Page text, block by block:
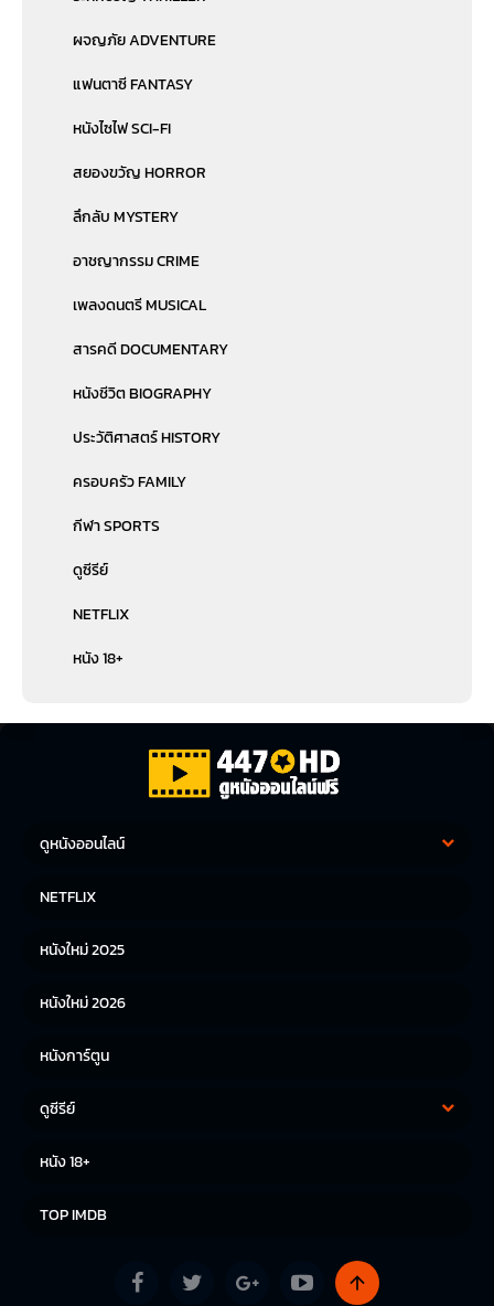
ผจญภัย ADVENTURE
แฟนตาซี FANTASY
หนังไซไฟ SCI-FI
สยองขวัญ HORROR
ลึกลับ MYSTERY
อาชญากรรม CRIME
เพลงดนตรี MUSICAL
สารคดี DOCUMENTARY
หนังชีวิต BIOGRAPHY
ประวัติศาสตร์ HISTORY
ครอบครัว FAMILY
กีฬา SPORTS
ดูซีรีย์
NETFLIX
หนัง 18+
ดูหนังออนไลน์
หนังญี่ปุ่น
NETFLIX
หนังใหม่ 2025
หนังใหม่ 2026
หนังการ์ตูน
ดูซีรีย์
หนัง 18+
TOP IMDB